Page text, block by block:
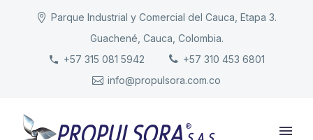
Parque Industrial y Comercial del Cauca, Etapa 3.
Guachené, Cauca, Colombia.
+57 315 081 5942
+57 310 453 6801
info@propulsora.com.co
INICIO
PRODUCTOS